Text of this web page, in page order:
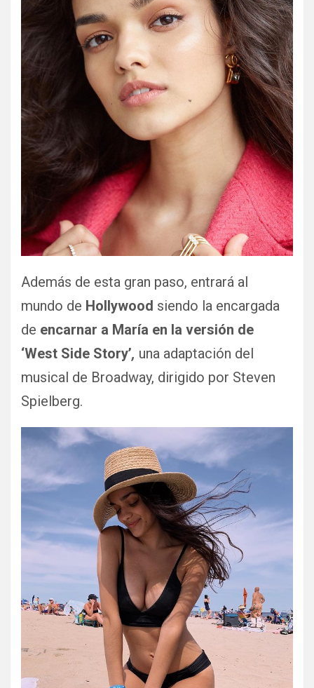
Además de esta gran paso, entrará al
mundo de Hollywood siendo la encargada
de encarnar a María en la versión de
‘West Side Story’, una adaptación del
musical de Broadway, dirigido por Steven
Spielberg.